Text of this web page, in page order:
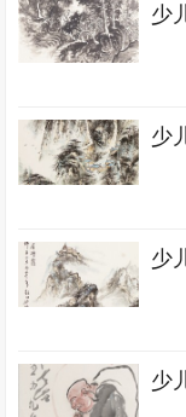
少
少
少
少